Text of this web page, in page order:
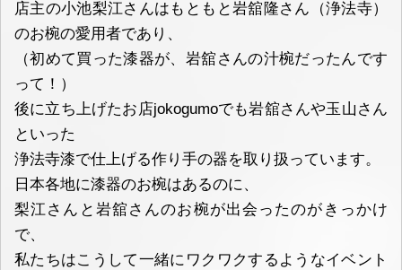
店主の小池梨江さんはもともと岩舘隆さん（浄法寺）
のお椀の愛用者であり、
（初めて買った漆器が、岩舘さんの汁椀だったんです
って！）
後に立ち上げたお店jokogumoでも岩舘さんや玉山さん
といった
浄法寺漆で仕上げる作り手の器を取り扱っています。
日本各地に漆器のお椀はあるのに、
梨江さんと岩舘さんのお椀が出会ったのがきっかけ
で、
私たちはこうして一緒にワクワクするようなイベント